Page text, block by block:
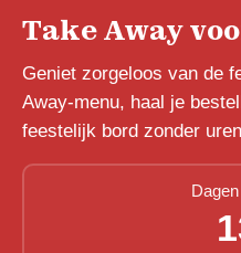
Take Away
Geniet zorgeloos van de
Away-menu, haal je
feestelijk bord zonder